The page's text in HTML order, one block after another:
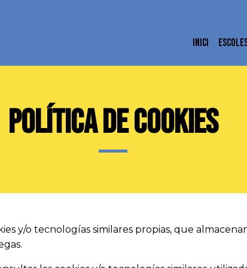
INICI
POLÍTICA DE COOKIES
y/o tecnologías similares propias, que